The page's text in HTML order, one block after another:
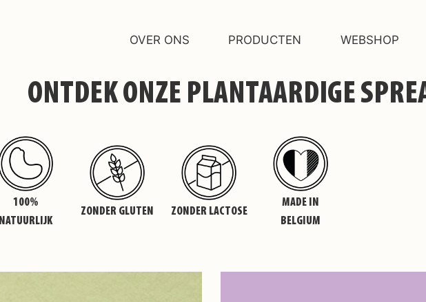
OVER ONS PRODUCTEN WEBSHOP
ONTDEK ONZE PLANTAARDIGE
100%
NATUURLIJK
ZONDER GLUTEN ZONDER LACTOSE
MADE IN
BELGIUM